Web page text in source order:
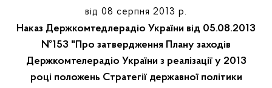
від 08 серпня 2013 р.
Наказ Держкомтедлерадіо України від 05.08.2013
№153 "Про затвердження Плану заходів
Держкомтелерадіо України з реалізації у 2013
році положень Стратегії державної політики